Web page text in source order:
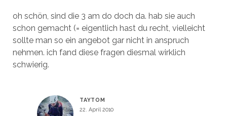
oh schön, sind die 3 am do doch da. hab sie auch
schon gemacht (= eigentlich hast du recht, vielleicht
sollte man so ein angebot gar nicht in anspruch
nehmen. ich fand diese fragen diesmal wirklich
schwierig.
TAYTOM
22. April 2010